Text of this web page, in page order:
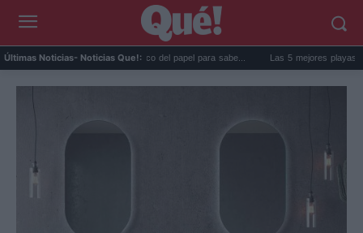
Últimas Noticias- Noticias Que!:
goma de la nevera: el truco del papel para sabe... Las 5 mejores playas de